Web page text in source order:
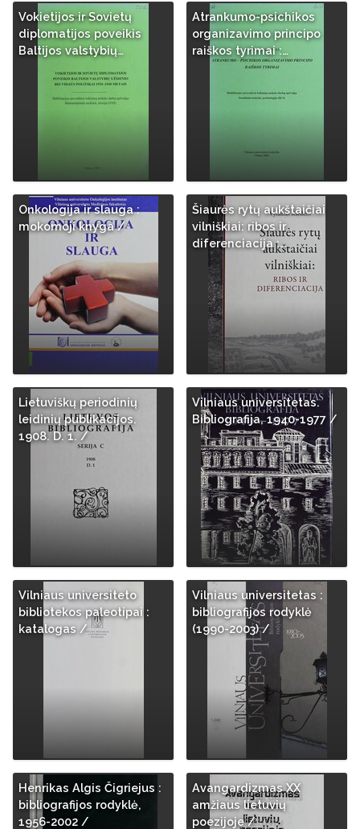
Vokietijos ir Sovietų
diplomatijos poveikis
Baltijos valstybių…
Atrankumo-psichikos
organizavimo principo
raiškos tyrimai :…
Onkologija ir slauga :
mokomoji knyga /
Šiaurės rytų aukštaičiai
vilniškiai: ribos ir
diferenciacija :…
Lietuviškų periodinių
leidinių publikacijos.
1908. D. 1. /
Vilniaus universitetas.
Bibliografija, 1940-1977 /
Vilniaus universiteto
bibliotekos paleotipai :
katalogas /
Vilniaus universitetas :
bibliografijos rodyklė
(1990-2003) /
Henrikas Algis Čigriejus :
bibliografijos rodyklė,
1956-2002 /
Avangardizmas XX
amžiaus lietuvių
poezijoje /